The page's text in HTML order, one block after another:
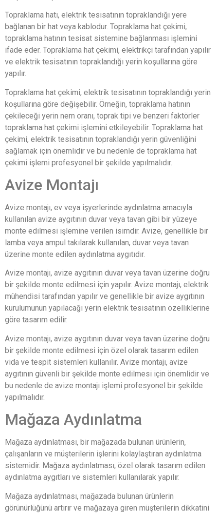
Topraklama hatı, elektrik tesisatının topraklandığı yere
bağlanan bir hat veya kablodur. Topraklama hat çekimi,
topraklama hatının tesisat sistemine bağlanması işlemini
ifade eder. Topraklama hat çekimi, elektrikçi tarafından yapılır
ve elektrik tesisatının topraklandığı yerin koşullarına göre
yapılır.
Topraklama hat çekimi, elektrik tesisatının topraklandığı yerin
koşullarına göre değişebilir. Örneğin, topraklama hatının
çekileceği yerin nem oranı, toprak tipi ve benzeri faktörler
topraklama hat çekimi işlemini etkileyebilir. Topraklama hat
çekimi, elektrik tesisatının topraklandığı yerin güvenliğini
sağlamak için önemlidir ve bu nedenle de topraklama hat
çekimi işlemi profesyonel bir şekilde yapılmalıdır.
Avize Montajı
Avize montajı, ev veya işyerlerinde aydınlatma amacıyla
kullanılan avize aygıtının duvar veya tavan gibi bir yüzeye
monte edilmesi işlemine verilen isimdir. Avize, genellikle bir
lamba veya ampul takılarak kullanılan, duvar veya tavan
üzerine monte edilen aydınlatma aygıtıdır.
Avize montajı, avize aygıtının duvar veya tavan üzerine doğru
bir şekilde monte edilmesi için yapılır. Avize montajı, elektrik
mühendisi tarafından yapılır ve genellikle bir avize aygıtının
kurulumunun yapılacağı yerin elektrik tesisatının özelliklerine
göre tasarım edilir.
Avize montajı, avize aygıtının duvar veya tavan üzerine doğru
bir şekilde monte edilmesi için özel olarak tasarım edilen
vida ve tespit sistemleri kullanılır. Avize montajı, avize
aygıtının güvenli bir şekilde monte edilmesi için önemlidir ve
bu nedenle de avize montajı işlemi profesyonel bir şekilde
yapılmalıdır.
Mağaza Aydınlatma
Mağaza aydınlatması, bir mağazada bulunan ürünlerin,
çalışanların ve müşterilerin işlerini kolaylaştıran aydınlatma
sistemidir. Mağaza aydınlatması, özel olarak tasarım edilen
aydınlatma aygıtları ve sistemleri kullanılarak yapılır.
Mağaza aydınlatması, mağazada bulunan ürünlerin
görünürlüğünü artırır ve mağazaya giren müşterilerin dikkatini